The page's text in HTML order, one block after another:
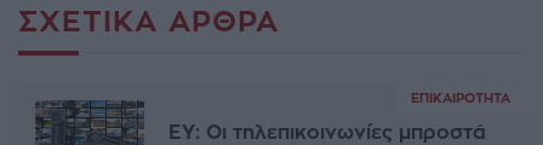
ΣΧΕΤΙΚΆ ΆΡΘΡΑ
ΕΠΙΚΑΙΡΌΤΗΤΑ
ΕΥ: Οι τηλεπικοινωνίες μπροστά